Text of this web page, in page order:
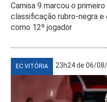
Camisa 9 marcou o
classificação rubro-negra e
como 12º jogador
EC VITÓRIA 23h24 de 06/